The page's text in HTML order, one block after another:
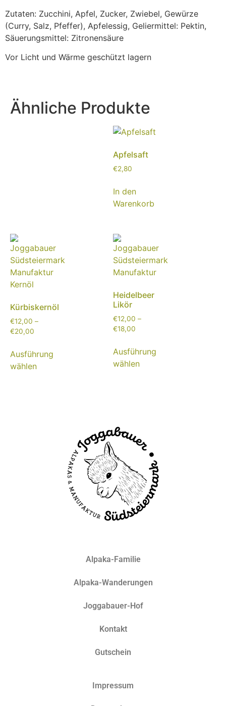
Zutaten: Zucchini, Apfel, Zucker, Zwiebel, Gewürze
(Curry, Salz, Pfeffer), Apfelessig, Geliermittel: Pektin,
Säuerungsmittel: Zitronensäure
Vor Licht und Wärme geschützt lagern
Ähnliche Produkte
Apfelsaft
€2,80
In den
Warenkorb
Kürbiskernöl
€12,00 –
€20,00
Ausführung
wählen
Heidelbeer
Likör
€12,00 –
€18,00
Ausführung
wählen
Alpaka-Familie
Alpaka-Wanderungen
Joggabauer-Hof
Kontakt
Gutschein
Impressum